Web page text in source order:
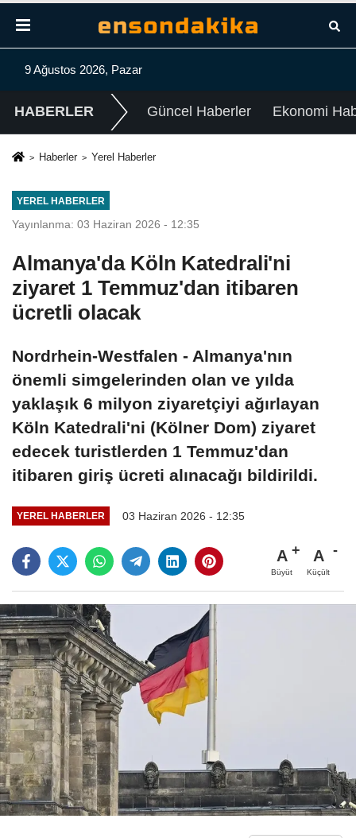
9 Ağustos 2026, Pazar
HABERLER Güncel Haberler Ekonomi
Haberler Yerel Haberler
YEREL HABERLER
Yayınlanma: 03 Haziran 2026 - 12:35
Almanya'da Köln Katedrali'ni
ziyaret 1 Temmuz'dan itibaren
ücretli olacak
Nordrhein-Westfalen - Almanya'nın
önemli simgelerinden olan ve yılda
yaklaşık 6 milyon ziyaretçiyi ağırlayan
Köln Katedrali'ni (Kölner Dom) ziyaret
edecek turistlerden 1 Temmuz'dan
itibaren giriş ücreti alınacağı bildirildi.
YEREL HABERLER 03 Haziran 2026 - 12:35
A
Büyüt
A
Küçült